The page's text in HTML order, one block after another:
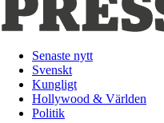
Senaste nytt
Svenskt
Kungligt
Hollywood & Världen
Politik